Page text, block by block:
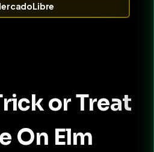
or Treat
On Elm